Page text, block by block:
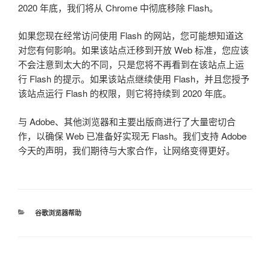
2020 年底，我们将从 Chrome 中彻底移除 Flash。
如果您现在经常访问使用 Flash 的网站，您可能想知道这
对您有何影响。如果该站点迁移到开放 Web 标准，您应该
不会注意到太大的不同，只是您将不再看到在该站点上运
行 Flash 的提示。如果该站点继续使用 Flash，并且您授予
该站点运行 Flash 的权限，则它将持续到 2020 年底。
与 Adob​​e、其他浏览器和主要出版商进行了大量密切合
作，以确保 Web 已准备好实现无 Flash。我们支持 Adob​​e
今天的声明，我们期待与大家合作，让网络变得更好。
分
谷歌浏览器帮助